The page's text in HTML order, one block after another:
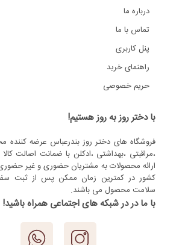
درباره ما
تماس با ما
پنل کاربری
راهنمای خرید
حریم خصوصی
با دختر روز به روز هستیم!
فروشگاه های دختر روز بندرعباس عرضه کننده
،مراقبتی ،بهداشتی ،ادکلن با ضمانت اصالت
ارائه محصولات به مشتریان حضوری و غیر
کشور در کمترین زمان ممکن پس از ثبت
سلامت محصول می باشند.
با ما در در شبکه های اجتماعی همراه باشید!